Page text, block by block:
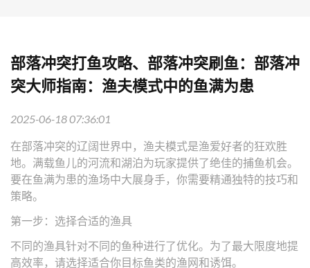
部落冲突打鱼攻略、部落冲突刷鱼：部落冲
突大师指南：渔夫模式中的鱼满为患
2025-06-18 07:36:01
在部落冲突的辽阔世界中，渔夫模式是渔爱好者的狂欢胜
地。满载鱼儿的河流和湖泊为玩家提供了绝佳的捕鱼机会。
要在鱼满为患的渔场中大展身手，你需要精通独特的技巧和
策略。
第一步：选择合适的渔具
不同的渔具针对不同的鱼种进行了优化。为了最大限度地提
高效率，请选择适合你目标鱼类的渔网和诱饵。